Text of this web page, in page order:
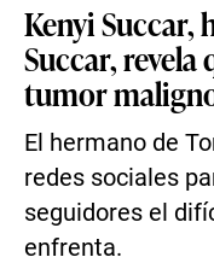
Kenyi Succar,
Succar,
tumor
El hermano de
redes sociales
seguidores el
enfrenta.